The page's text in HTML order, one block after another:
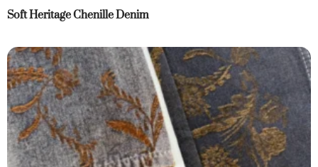
Soft Heritage Chenille Denim